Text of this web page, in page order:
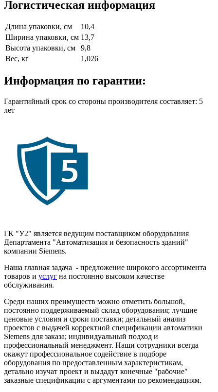
Логистическая информация
Длина упаковки, см
10,4
Ширина упаковки, см 13,7
Высота упаковки, см
9,8
Вес, кг
1,026
Информация по гарантии:
Гарантийный срок со стороны производителя составляет: 5
лет
ГК "У2" является ведущим поставщиком оборудования
Департамента "Автоматизация и безопасность зданий"
компании Siemens.
Наша главная задача - предложение широкого ассортимента
товаров и услуг на постоянно высоком качестве
обслуживания.
Среди наших преимуществ можно отметить большой,
постоянно поддерживаемый склад оборудования; лучшие
ценовые условия и сроки поставки; детальный анализ
проектов с выдачей корректной спецификации автоматики
Siemens для заказа; индивидуальный подход и
профессиональный менеджмент. Наши сотрудники всегда
окажут профессиональное содействие в подборе
оборудования по предоставленным характеристикам,
детально изучат проект и выдадут конечные "рабочие"
заказные спецификации с аргументами по рекомендациям.